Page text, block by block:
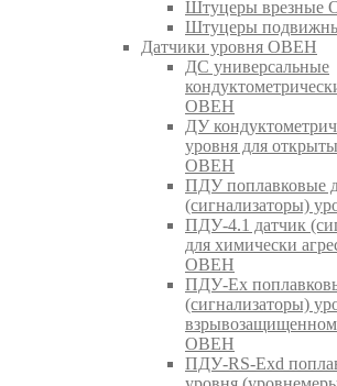
Штуцеры врезные
Штуцеры
Датчики уровня ОВЕН
ДС универсальные
ОВЕН
ДУ
уровня для
ОВЕН
ПДУ поплавковые
(сигнализаторы)
ПДУ-4.1 датчик
для химически
ОВЕН
ПДУ-Ex
(сигнализаторы)
ОВЕН
ПДУ-RS-Exd